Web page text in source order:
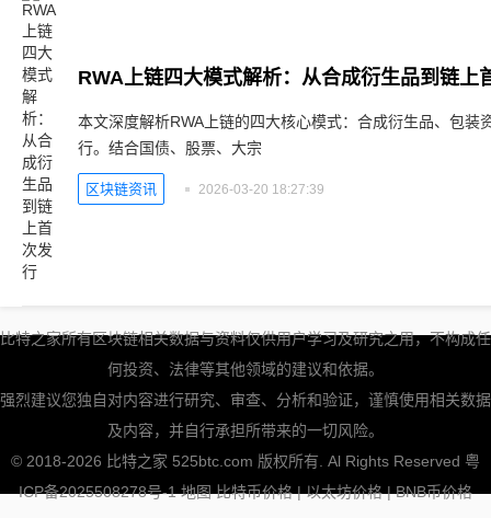
RWA上链四大模式解析：从合成衍生品到链上
本文深度解析RWA上链的四大核心模式：合成衍生品、包装
行。结合国债、股票、大宗
区块链资讯 2026-03-20 18:27:39
比特之家所有区块链相关数据与资料仅供用户学习及研究之用，不构成任
何投资、法律等其他领域的建议和依据。
强烈建议您独自对内容进行研究、审查、分析和验证，谨慎使用相关数据
及内容，并自行承担所带来的一切风险。
© 2018-2026 比特之家 525btc.com 版权所有. Al Rights Reserved 粤
ICP备2025508278号-1 地图 比特币价格|以太坊价格|BNB币价格